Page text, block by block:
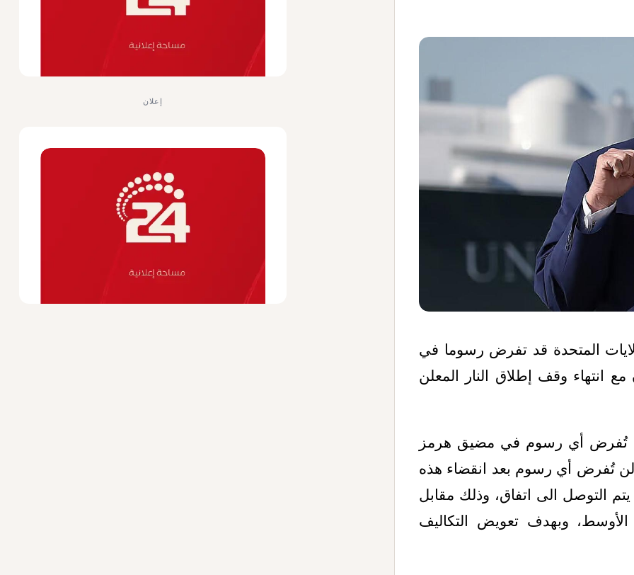
المتحدة قد تفرض رسوما في
انتهاء وقف إطلاق النار المعلن
تُفرض أي رسوم في مضيق هرمز
إطلاق النار البالغة 60 يوما، ولن تُفرض أي رسوم بعد انقضاء هذه
يتم التوصل الى اتفاق، وذلك مقابل
وبهدف تعويض التكاليف
إعلان